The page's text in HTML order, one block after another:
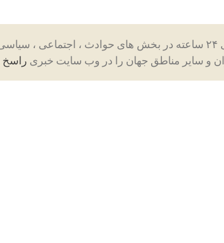
و سایر مناطق جهان را در وب سایت خبری راسخ